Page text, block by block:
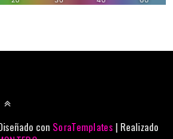
conSoraTemplates | Realizado